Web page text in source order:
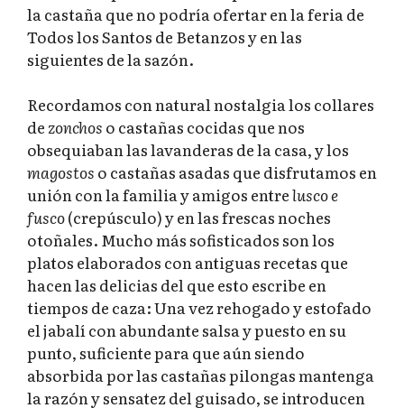
la castaña que no podría ofertar en la feria de
Todos los Santos de Betanzos y en las
siguientes de la sazón.
Recordamos con natural nostalgia los collares
de zonchos o castañas cocidas que nos
obsequiaban las lavanderas de la casa, y los
magostos o castañas asadas que disfrutamos en
unión con la familia y amigos entrelusco e
fusco(crepúsculo) y en las frescas noches
otoñales. Mucho más sofisticados son los
platos elaborados con antiguas recetas que
hacen las delicias del que esto escribe en
tiempos de caza: Una vez rehogado y estofado
el jabalí con abundante salsa y puesto en su
punto, suficiente para que aún siendo
absorbida por las castañas pilongas mantenga
la razón y sensatez del guisado, se introducen